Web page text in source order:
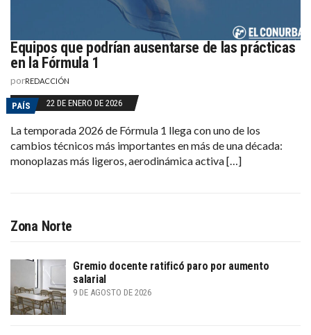
Equipos que podrían ausentarse de las prácticas
en la Fórmula 1
porREDACCIÓN
PAÍS 22 DE ENERO DE 2026
La temporada 2026 de Fórmula 1 llega con uno de los
cambios técnicos más importantes en más de una década:
monoplazas más ligeros, aerodinámica activa […]
Zona Norte
Gremio docente ratificó paro por aumento
salarial
9 DE AGOSTO DE 2026